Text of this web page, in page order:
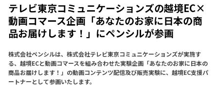
テレビ東京コミュニケーションズの越境EC×
動画コマース企画「あなたのお家に日本の商
品お届けします！」にペンシルが参画
株式会社ペンシルは、株式会社テレビ東京コミュニケーションズが実施す
る、越境ECと動画コマースを組み合わせた実験企画「あなたのお家に日本の
商品お届けします！」の動画コンテンツ配信及び販売実験に、越境EC支援パ
ートナーとして参画いたします。